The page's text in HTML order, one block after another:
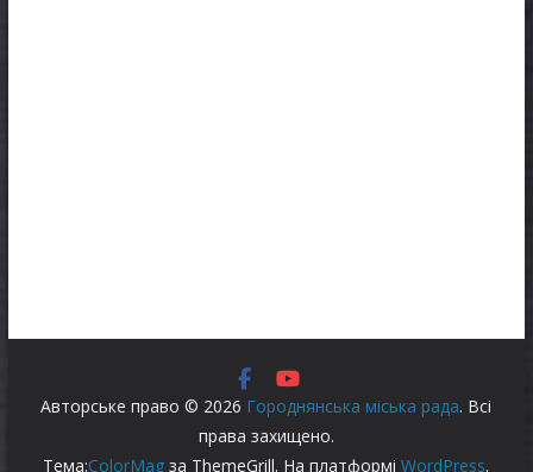
Авторське право © 2026 Городнянська міська рада. Всі
права захищено.
Тема:ColorMag за ThemeGrill. На платформіWordPress.